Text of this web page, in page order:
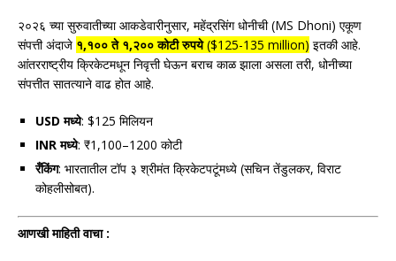
२०२६ च्या सुरुवातीच्या आकडेवारीनुसार, महेंद्रसिंग धोनीची (MS Dhoni) एकूण
संपत्ती अंदाजे १,१०० ते १,२०० कोटी रुपये($125-135 million) इतकी आहे.
आंतरराष्ट्रीय क्रिकेटमधून निवृत्ती घेऊन बराच काळ झाला असला तरी, धोनीच्या
संपत्तीत सातत्याने वाढ होत आहे.
USD मध्ये: $125 मिलियन
INR मध्ये: ₹1,100–1200 कोटी
रँकिंग: भारतातील टॉप ३ श्रीमंत क्रिकेटपटूंमध्ये (सचिन तेंडुलकर, विराट
कोहलीसोबत).
आणखी माहिती वाचा :